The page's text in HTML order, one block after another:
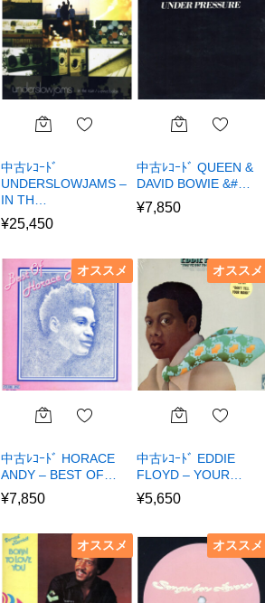
中古ﾚｺｰﾄﾞ
UNDERSLOWJAMS –
IN TH…
¥25,450
中古ﾚｺｰﾄﾞ QUEEN &
DAVID BOWIE &#…
¥7,850
オススメ
中古ﾚｺｰﾄﾞ HORACE
ANDY – BEST OF…
¥7,850
オススメ
中古ﾚｺｰﾄﾞ EDDIE
FLOYD – YOUR…
¥5,650
オススメ オススメ